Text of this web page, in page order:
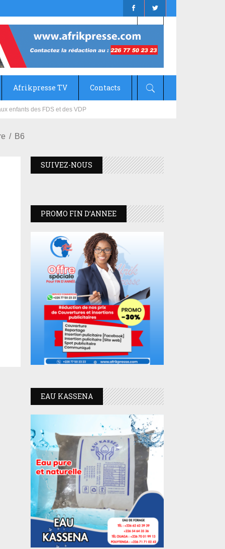
Afrikpresse TV Contacts
B6
SUIVEZ-NOUS
PROMO FIN D’ANNEE
EAU KASSENA